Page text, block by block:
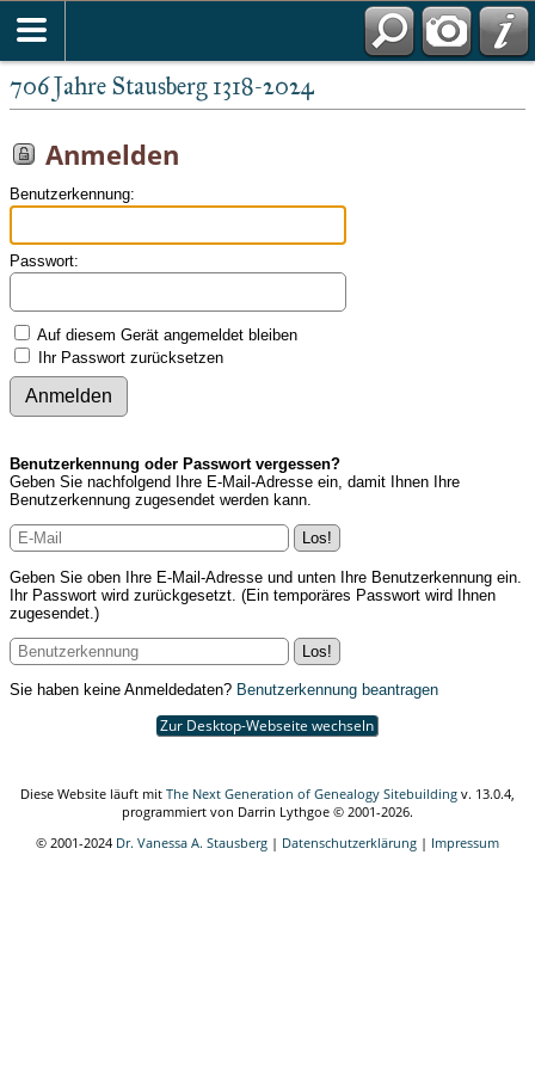
706 Jahre Stausberg 1318-2024
Anmelden
Benutzerkennung:
Passwort:
Auf diesem Gerät angemeldet bleiben
Ihr Passwort zurücksetzen
Benutzerkennung oder Passwort vergessen?
Geben Sie nachfolgend Ihre E-Mail-Adresse ein, damit Ihnen Ihre
Benutzerkennung zugesendet werden kann.
Geben Sie oben Ihre E-Mail-Adresse und unten Ihre Benutzerkennung ein.
Ihr Passwort wird zurückgesetzt. (Ein temporäres Passwort wird Ihnen
zugesendet.)
Sie haben keine Anmeldedaten? Benutzerkennung beantragen
Zur Desktop-Webseite wechseln
Diese Website läuft mit The Next Generation of Genealogy Sitebuilding v. 13.0.4,
programmiert von Darrin Lythgoe © 2001-2026.
© 2001-2024 Dr. Vanessa A. Stausberg | Datenschutzerklärung | Impressum